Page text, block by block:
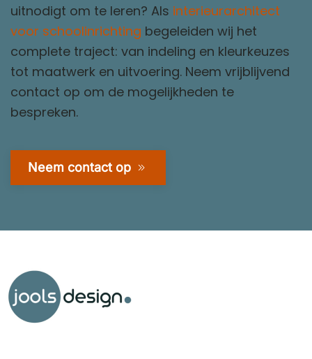
uitnodigt om te leren? Als interieurarchitect
voor schoolinrichting begeleiden wij het
complete traject: van indeling en kleurkeuzes
tot maatwerk en uitvoering. Neem vrijblijvend
contact op om de mogelijkheden te
bespreken.
Neem contact op